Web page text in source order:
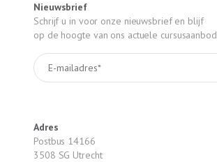
Nieuwsbrief
Schrijf u in voor onze nieuwsbrief en blijf
op de hoogte van ons actuele cursusaanbod
Adres
Postbus 14166
3508 SG Utrecht